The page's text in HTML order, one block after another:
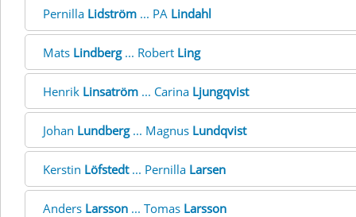
Pernilla Lidström ... PA Lindahl
Mats Lindberg... Robert Ling
Henrik Linsatröm ... Carina Ljungqvist
Johan Lundberg... Magnus Lundqvist
Kerstin Löfstedt... Pernilla Larsen
Anders Larsson ... Tomas Larsson